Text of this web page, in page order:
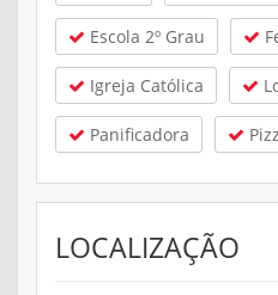
Escola 2º Grau
Igreja Católica
Panificadora
LOCALIZAÇÃO